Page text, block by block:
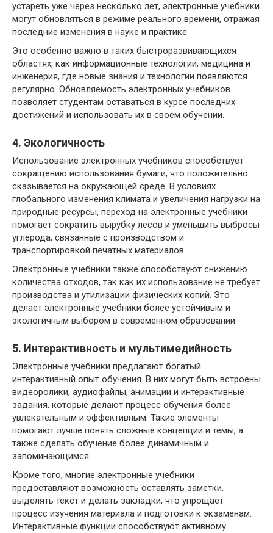
устареть уже через несколько лет, электронные учебники
могут обновляться в режиме реального времени, отражая
последние изменения в науке и практике.
Это особенно важно в таких быстроразвивающихся
областях, как информационные технологии, медицина и
инженерия, где новые знания и технологии появляются
регулярно. Обновляемость электронных учебников
позволяет студентам оставаться в курсе последних
достижений и использовать их в своем обучении.
4. Экологичность
Использование электронных учебников способствует
сокращению использования бумаги, что положительно
сказывается на окружающей среде. В условиях
глобального изменения климата и увеличения нагрузки на
природные ресурсы, переход на электронные учебники
помогает сократить вырубку лесов и уменьшить выбросы
углерода, связанные с производством и
транспортировкой печатных материалов.
Электронные учебники также способствуют снижению
количества отходов, так как их использование не требует
производства и утилизации физических копий. Это
делает электронные учебники более устойчивым и
экологичным выбором в современном образовании.
5. Интерактивность и мультимедийность
Электронные учебники предлагают богатый
интерактивный опыт обучения. В них могут быть встроены
видеоролики, аудиофайлы, анимации и интерактивные
задания, которые делают процесс обучения более
увлекательным и эффективным. Такие элементы
помогают лучше понять сложные концепции и темы, а
также сделать обучение более динамичным и
запоминающимся.
Кроме того, многие электронные учебники
предоставляют возможность оставлять заметки,
выделять текст и делать закладки, что упрощает
процесс изучения материала и подготовки к экзаменам.
Интерактивные функции способствуют активному